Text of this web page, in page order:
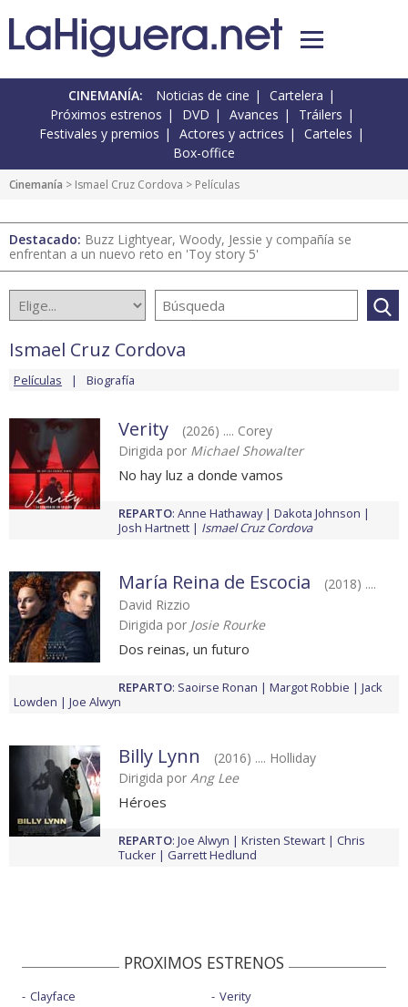
CINEMANÍA: Noticias de cine
Cartelera
Próximos estrenos
DVD Avances
Tráilers
Festivales y premios
Actores y actrices
Carteles
Box-office
Cinemanía > Ismael Cruz Cordova > Películas
Destacado: Buzz Lightyear, Woody, Jessie y compañía se
enfrentan a un nuevo reto en 'Toy story 5'
Ismael Cruz Cordova
Películas Biografía
Verity
(2026) .... Corey
Dirigida por Michael Showalter
No hay luz a donde vamos
REPARTO: Anne Hathaway
Dakota Johnson
Josh Hartnett
Ismael Cruz Cordova
María Reina de Escocia
(2018) ....
David Rizzio
Dirigida por Josie Rourke
Dos reinas, un futuro
REPARTO: Saoirse Ronan Margot Robbie
Jack
Lowden
Joe Alwyn
Billy Lynn
(2016) .... Holliday
Dirigida por Ang Lee
Héroes
REPARTO: Joe Alwyn Kristen Stewart
Chris
Tucker
Garrett Hedlund
PROXIMOS ESTRENOS
Clayface
Verity